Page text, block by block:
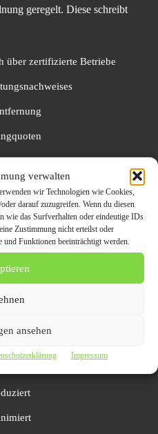
verwalten
wir Technologien wie Cookies,
darauf zuzugreifen. Wenn du diesen
wie das Surfverhalten oder eindeutige IDs
Zustimmung nicht erteilst oder
Funktionen beeinträchtigt werden.
ansehen
Impressum
geregelt. Diese schreibt
über zertifizierte Betriebe
endet die Haftung des
der